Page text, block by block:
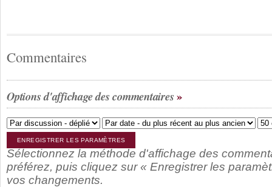
Commentaires
Options d'affichage des commentaires
Sélectionnez la méthode d'affichage des
préférez, puis cliquez sur « Enregistrer les
vos changements.